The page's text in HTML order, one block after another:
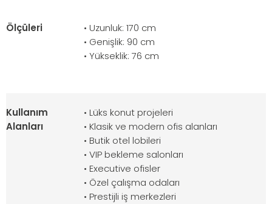
Ölçüleri
• Uzunluk: 170 cm
• Genişlik: 90 cm
• Yükseklik: 76 cm
Kullanım
Alanları
• Lüks konut projeleri
• Klasik ve modern ofis alanları
• Butik otel lobileri
• VIP bekleme salonları
• Executive ofisler
• Özel çalışma odaları
• Prestijli iş merkezleri